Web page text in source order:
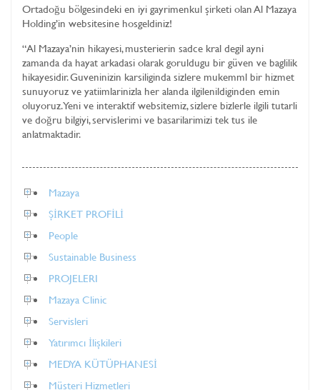
Ortadoğu bölgesindeki en iyi gayrimenkul şirketi olan Al Mazaya
Holding’in websitesine hosgeldiniz!
“Al Mazaya’nin hikayesi, musterierin sadce kral degil ayni
zamanda da hayat arkadasi olarak goruldugu bir güven ve baglilik
hikayesidir. Guveninizin karsiliginda sizlere mukemml bir hizmet
sunuyoruz ve yatiimlarinizla her alanda ilgilenildiginden emin
oluyoruz.Yeni ve interaktif websitemiz, sizlere bizlerle ilgili tutarli
ve doğru bilgiyi, servislerimi ve basarilarimizi tek tus ile
anlatmaktadir.
Mazaya
ŞİRKET PROFİLİ
People
Sustainable Business
PROJELERI
Mazaya Clinic
Servisleri
Yatırımcı İlişkileri
MEDYA KÜTÜPHANESİ
Müşteri Hizmetleri